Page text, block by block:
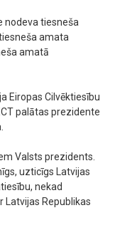
nodeva tiesneša
amata
amatā
Eiropas Cilvēktiesību
palātas prezidente
Valsts prezidents.
uzticīgs Latvijas
nekad
Latvijas Republikas